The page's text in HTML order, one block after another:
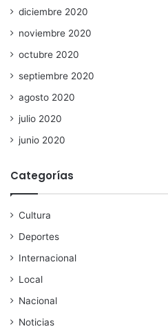
diciembre 2020
noviembre 2020
octubre 2020
septiembre 2020
agosto 2020
julio 2020
junio 2020
Categorías
Cultura
Deportes
Internacional
Local
Nacional
Noticias